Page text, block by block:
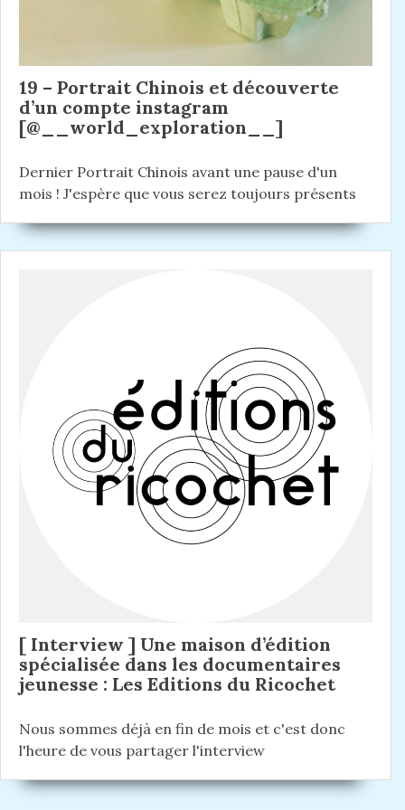
19 – Portrait Chinois et découverte
d’un compte instagram
[@__world_exploration__]
Dernier Portrait Chinois avant une pause d'un
mois ! J'espère que vous serez toujours présents
[ Interview ] Une maison d’édition
spécialisée dans les documentaires
jeunesse : Les Editions du Ricochet
Nous sommes déjà en fin de mois et c'est donc
l'heure de vous partager l'interview